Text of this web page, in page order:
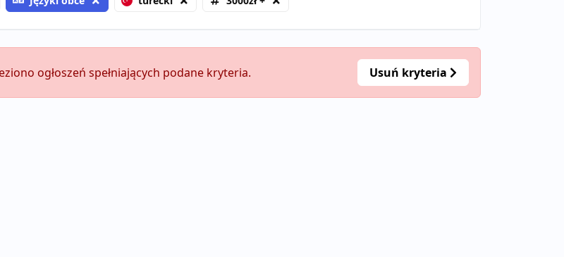
ogłoszeń spełniających podane kryteria. Usuń kryteria